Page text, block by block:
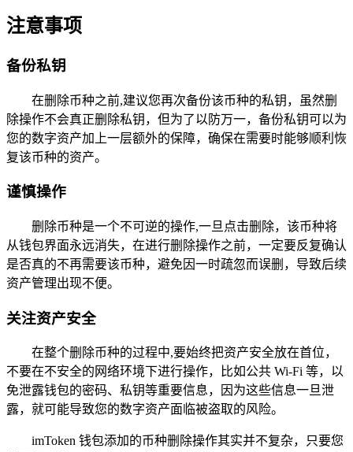
注意事项
备份私钥
在删除币种之前,建议您再次备份该币种的私钥，虽然删
除操作不会真正删除私钥，但为了以防万一，备份私钥可以为
您的数字资产加上一层额外的保障，确保在需要时能够顺利恢
复该币种的资产。
谨慎操作
删除币种是一个不可逆的操作,一旦点击删除，该币种将
从钱包界面永远消失，在进行删除操作之前，一定要反复确认
是否真的不再需要该币种，避免因一时疏忽而误删，导致后续
资产管理出现不便。
关注资产安全
在整个删除币种的过程中,要始终把资产安全放在首位，
不要在不安全的网络环境下进行操作，比如公共 Wi-Fi 等，以
免泄露钱包的密码、私钥等重要信息，因为这些信息一旦泄
露，就可能导致您的数字资产面临被盗取的风险。
imToken 钱包添加的币种删除操作其实并不复杂，只要您